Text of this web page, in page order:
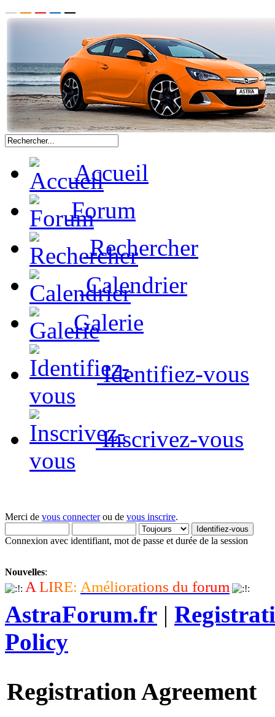
Accueil
Forum
Rechercher
Calendrier
Galerie
Identifiez-vous
Inscrivez-vous
Merci de vous connecterou de vous inscrire.
Connexion avec identifiant, mot de passe et durée de la session
Nouvelles:
A LIRE: Améliorations du forum
AstraForum.fr |
Policy
Registration Agreement